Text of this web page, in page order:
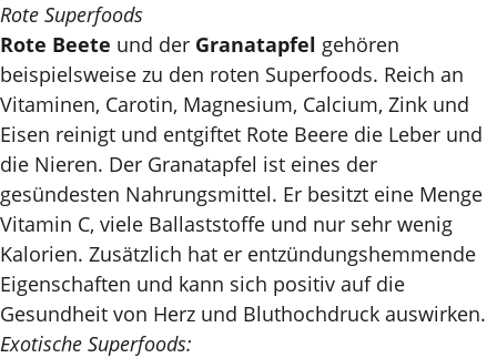
Rote Superfoods
Rote Beete und der Granatapfel gehören
beispielsweise zu den roten Superfoods. Reich an
Vitaminen, Carotin, Magnesium, Calcium, Zink und
Eisen reinigt und entgiftet Rote Beere die Leber und
die Nieren. Der Granatapfel ist eines der
gesündesten Nahrungsmittel. Er besitzt eine Menge
Vitamin C, viele Ballaststoffe und nur sehr wenig
Kalorien. Zusätzlich hat er entzündungshemmende
Eigenschaften und kann sich positiv auf die
Gesundheit von Herz und Bluthochdruck auswirken.
Exotische Superfoods: